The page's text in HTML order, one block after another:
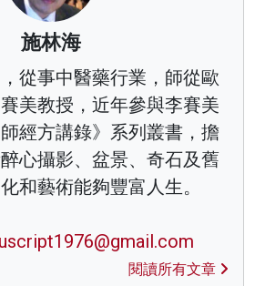
施林海
從事中醫藥行業，師從歐
美教授，近年參與李賽美
經方講錄》系列叢書，擔
心攝影、盆景、奇石及舊
和藝術能夠豐富人生。
閱讀所有文章